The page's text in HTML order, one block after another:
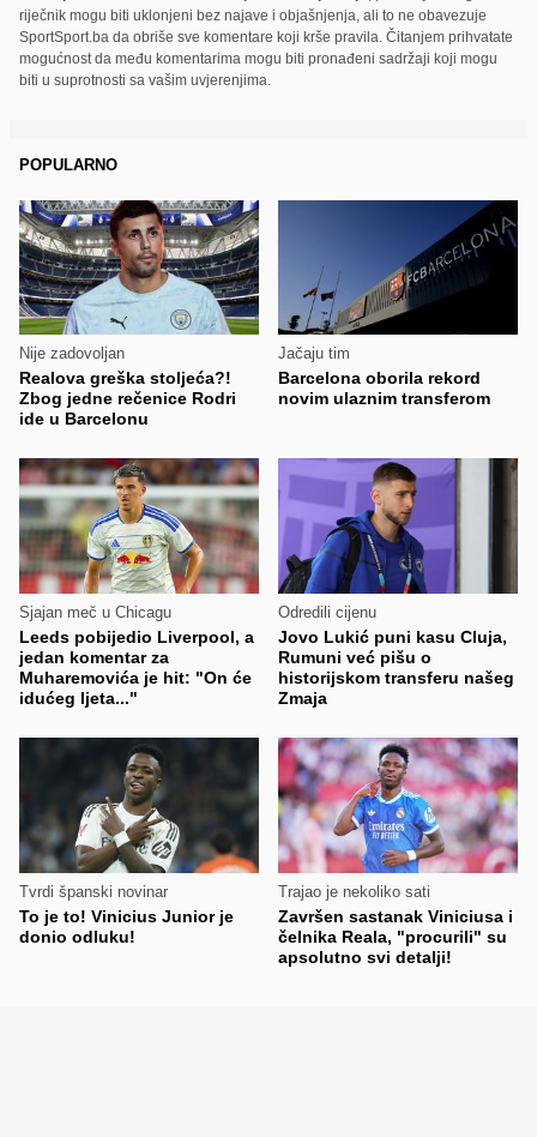
riječnik mogu biti uklonjeni bez najave i objašnjenja, ali to ne obavezuje
SportSport.ba da obriše sve komentare koji krše pravila. Čitanjem prihvatate
mogućnost da među komentarima mogu biti pronađeni sadržaji koji mogu
biti u suprotnosti sa vašim uvjerenjima.
POPULARNO
Nije zadovoljan
Realova greška stoljeća?!
Zbog jedne rečenice Rodri
ide u Barcelonu
Jačaju tim
Barcelona oborila rekord
novim ulaznim transferom
Sjajan meč u Chicagu
Leeds pobijedio Liverpool, a
jedan komentar za
Muharemovića je hit: "On će
idućeg ljeta..."
Odredili cijenu
Jovo Lukić puni kasu Cluja,
Rumuni već pišu o
historijskom transferu našeg
Zmaja
Tvrdi španski novinar
To je to! Vinicius Junior je
donio odluku!
Trajao je nekoliko sati
Završen sastanak Viniciusa i
čelnika Reala, "procurili" su
apsolutno svi detalji!